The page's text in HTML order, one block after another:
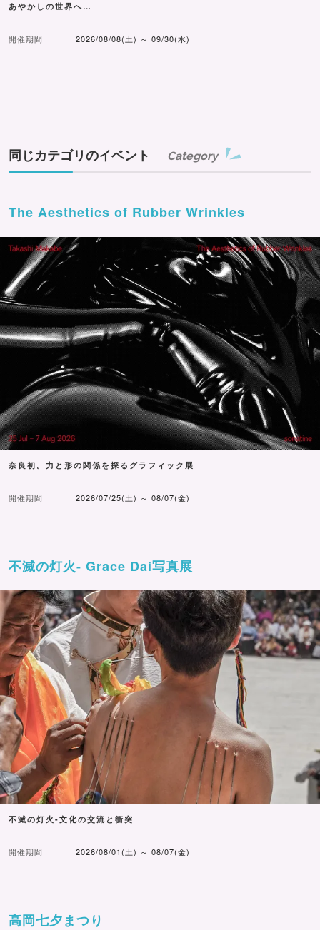
あやかしの世界へ…
開催期間 2026/08/08(土) ～ 09/30(水)
同じカテゴリのイベント Category
The Aesthetics of Rubber Wrinkles
奈良初。力と形の関係を探るグラフィック展
開催期間 2026/07/25(土) ～ 08/07(金)
不滅の灯火- Grace Dai写真展
不滅の灯火-文化の交流と衝突
開催期間 2026/08/01(土) ～ 08/07(金)
高岡七夕まつり